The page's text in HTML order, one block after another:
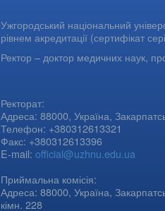
Ужгородський національний
рівнем акредитації (сертифікат
Ректор – доктор медичних наук,
Ректорат:
Адреса: 88000, Україна,
Телефон: +380312613321
Факс: +380312613396
E-mail: official@uzhnu.edu.ua
Приймальна комісія:
Адреса: 88000, Україна,
кімн. 228